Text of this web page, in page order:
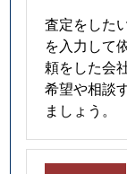
査定をした
を入力して
頼をした会
希望や相談
ましょう。